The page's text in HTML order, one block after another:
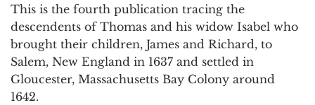
This is the fourth publication tracing the
descendents of Thomas and his widow Isabel who
brought their children, James and Richard, to
Salem, New England in 1637 and settled in
Gloucester, Massachusetts Bay Colony around
1642.